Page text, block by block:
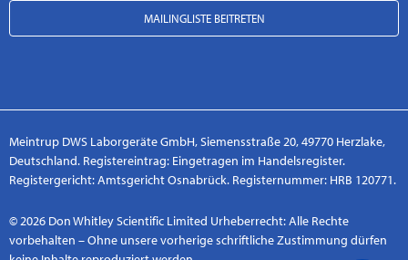
MAILINGLISTE BEITRETEN
Meintrup DWS Laborgeräte GmbH, Siemensstraße 20, 49770 Herzlake,
Deutschland. Registereintrag: Eingetragen im Handelsregister.
Registergericht: Amtsgericht Osnabrück. Registernummer: HRB 120771.
© 2026 Don Whitley Scientific Limited Urheberrecht: Alle Rechte
vorbehalten – Ohne unsere vorherige schriftliche Zustimmung dürfen